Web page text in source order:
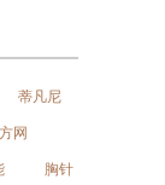
蒂凡尼
网
胸针